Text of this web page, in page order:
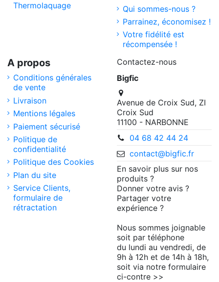
Thermolaquage
Qui sommes-nous ?
Parrainez, économisez !
Votre fidélité est
récompensée !
A propos
Conditions générales
de vente
Livraison
Mentions légales
Paiement sécurisé
Politique de
confidentialité
Politique des Cookies
Plan du site
Service Clients,
formulaire de
rétractation
Contactez-nous
Bigfic
Avenue de Croix Sud, ZI
Croix Sud
11100 - NARBONNE
04 68 42 44 24
contact@bigfic.fr
En savoir plus sur nos
produits ?
Donner votre avis ?
Partager votre
expérience ?
Nous sommes joignable
soit par téléphone
du lundi au vendredi, de
9h à 12h et de 14h à 18h,
soit via notre formulaire
ci-contre >>